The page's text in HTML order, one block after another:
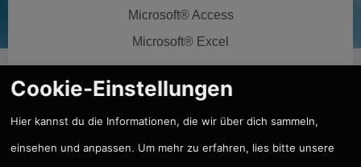
Microsoft® Access
Microsoft® Excel
Cookie-Einstellungen
Hier kannst du die Informationen, die wir über dich sammeln,
einsehen und anpassen. Um mehr zu erfahren, lies bitte unsere